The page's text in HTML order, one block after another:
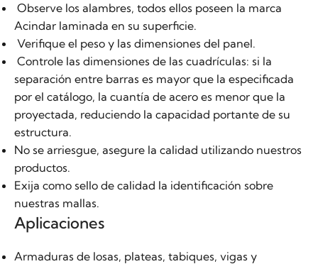
Observe los alambres, todos ellos poseen la marca
Acindar laminada en su superficie.
Verifique el peso y las dimensiones del panel.
Controle las dimensiones de las cuadrículas: si la
separación entre barras es mayor que la especificada
por el catálogo, la cuantía de acero es menor que la
proyectada, reduciendo la capacidad portante de su
estructura.
No se arriesgue, asegure la calidad utilizando nuestros
productos.
Exija como sello de calidad la identificación sobre
nuestras mallas.
Aplicaciones
Armaduras de losas, plateas, tabiques, vigas y